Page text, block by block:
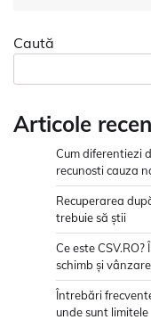
Caută
Articole
Cum diferentiezi
recunosti cauza
Recuperarea
trebuie să știi
Ce este
schimb și
Întrebări
unde sunt limitele